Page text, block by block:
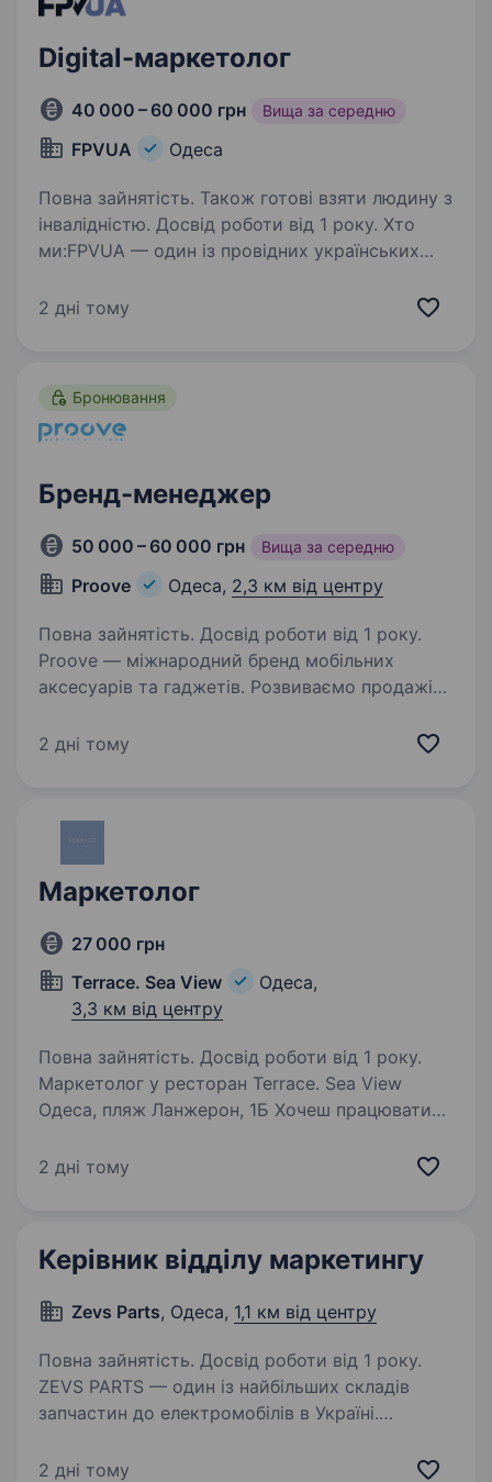
Digital-маркетолог
40 000 – 60 000 грн Вища за середню
FPVUA Одеса
Повна зайнятість. Також готові взяти людину з
інвалідністю. Досвід роботи від 1 року. Хто
ми:FPVUA — один із провідних українських
та аксесуарів. Ми не просто продаємо
2 дні тому
Бронювання
Бренд-менеджер
50 000 – 60 000 грн Вища за середню
Proove Одеса, 2,3 км від центру
Повна зайнятість. Досвід роботи від 1 року.
Proove — міжнародний бренд мобільних
аксесуарів та гаджетів. Розвиваємо продажі
мережах України та за кордоном.
2 дні тому
Маркетолог
27 000 грн
Terrace. Sea View
Одеса,
3,3 км від центру
Повна зайнятість. Досвід роботи від 1 року.
Маркетолог у ресторан Terrace. Sea View
Одеса, пляж Ланжерон, 1Б Хочеш працювати
який задає атмосферу міста? Любиш
2 дні тому
Керівник відділу маркетингу
Zevs Parts, Одеса, 1,1 км від центру
Повна зайнятість. Досвід роботи від 1 року.
ZEVS PARTS — один із найбільших складів
запчастин до електромобілів в Україні.
commerce напрямок та B2B-продажі, тому
2 дні тому